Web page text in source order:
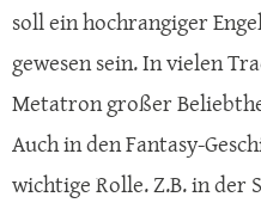
soll ein hochrangiger
gewesen sein. In vielen
Metatron großer
Auch in den Fantasy-
wichtige Rolle. Z.B. in der